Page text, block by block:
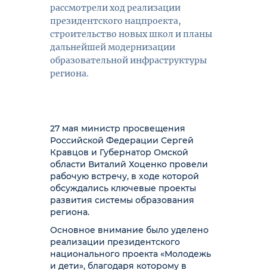
рассмотрели ход реализации
президентского нацпроекта,
строительство новых школ и планы
дальнейшей модернизации
образовательной инфраструктуры
региона.
27 мая министр просвещения
Российской Федерации Сергей
Кравцов и Губернатор Омской
области Виталий Хоценко провели
рабочую встречу, в ходе которой
обсуждались ключевые проекты
развития системы образования
региона.
Основное внимание было уделено
реализации президентского
национального проекта «Молодежь
и дети», благодаря которому в